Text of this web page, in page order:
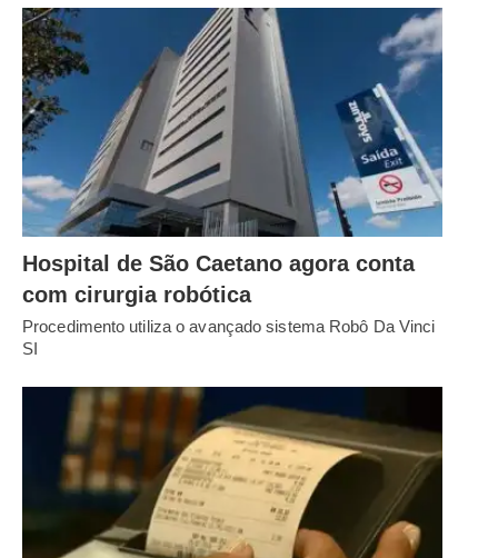
Hospital de São Caetano agora conta
com cirurgia robótica
Procedimento utiliza o avançado sistema Robô Da Vinci
SI